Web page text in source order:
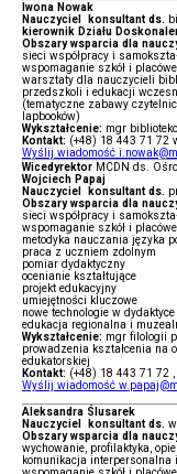
Iwona Nowak
Nauczyciel konsultant ds.
kierownik Działu
Obszary wsparcia dla
sieci współpracy i
wspomaganie szkół i
warsztaty dla nauczycieli
przedszkoli i edukacji
(tematyczne zabawy
lapbooków)
Wykształcenie: mgr
Kontakt: (+48) 18 443 71 72
Wyślij wiadomość
Wicedyrektor MCDN ds.
Wojciech Papaj
Nauczyciel konsultant ds.
Obszary wsparcia dla
sieci współpracy i
wspomaganie szkół i
metodyka nauczania języka
praca z uczniem zdolnym
pomiar dydaktyczny
ocenianie kształtujące
projekt edukacyjny
umiejętności kluczowe
nowe technologie w dydaktyce
edukacja regionalna i
Wykształcenie: mgr filologii
prowadzenia kształcenia na
edukatorskiej
Kontakt: (+48) 18 443 71 72
Wyślij wiadomość
Aleksandra Ślusarek
Nauczyciel konsultant ds.
Obszary wsparcia dla
wychowanie, profilaktyka,
komunikacja interpersonalna